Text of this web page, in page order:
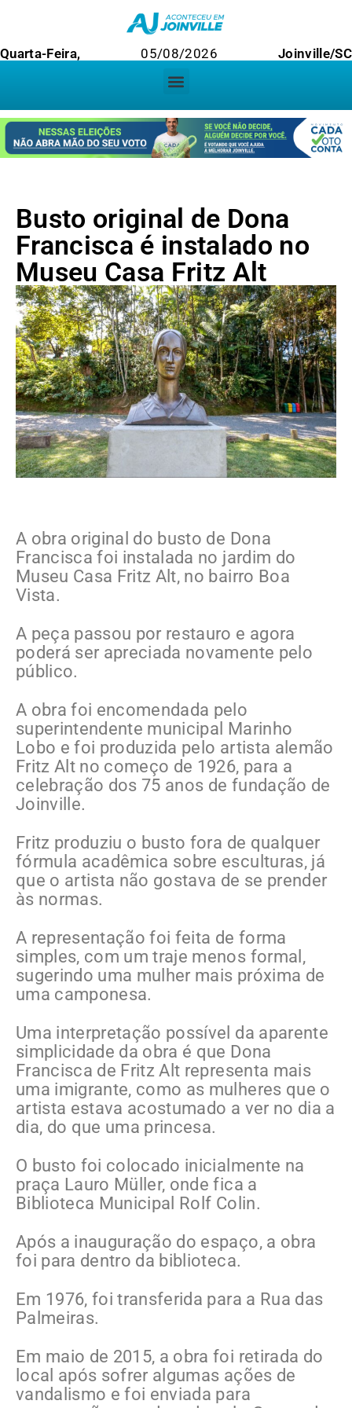
Quarta-Feira, 05/08/2026 Joinville/SC
Busto original de Dona
Francisca é instalado no
Museu Casa Fritz Alt
A obra original do busto de Dona
Francisca foi instalada no jardim do
Museu Casa Fritz Alt, no bairro Boa
Vista.
A peça passou por restauro e agora
poderá ser apreciada novamente pelo
público.
A obra foi encomendada pelo
superintendente municipal Marinho
Lobo e foi produzida pelo artista alemão
Fritz Alt no começo de 1926, para a
celebração dos 75 anos de fundação de
Joinville.
Fritz produziu o busto fora de qualquer
fórmula acadêmica sobre esculturas, já
que o artista não gostava de se prender
às normas.
A representação foi feita de forma
simples, com um traje menos formal,
sugerindo uma mulher mais próxima de
uma camponesa.
Uma interpretação possível da aparente
simplicidade da obra é que Dona
Francisca de Fritz Alt representa mais
uma imigrante, como as mulheres que o
artista estava acostumado a ver no dia a
dia, do que uma princesa.
O busto foi colocado inicialmente na
praça Lauro Müller, onde fica a
Biblioteca Municipal Rolf Colin.
Após a inauguração do espaço, a obra
foi para dentro da biblioteca.
Em 1976, foi transferida para a Rua das
Palmeiras.
Em maio de 2015, a obra foi retirada do
local após sofrer algumas ações de
vandalismo e foi enviada para